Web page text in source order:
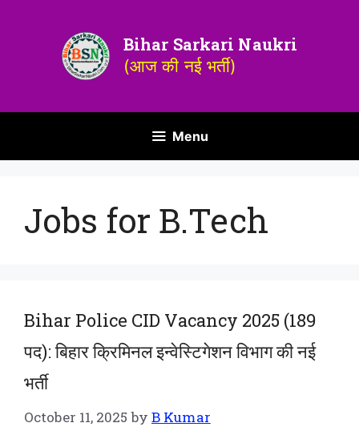
Bihar Sarkari Naukri
(आज की नई भर्ती)
Menu
Jobs for B.Tech
Bihar Police CID Vacancy 2025 (189
पद): बिहार क्रिमिनल इन्वेस्टिगेशन विभाग की नई
भर्ती
October 11, 2025 byB Kumar